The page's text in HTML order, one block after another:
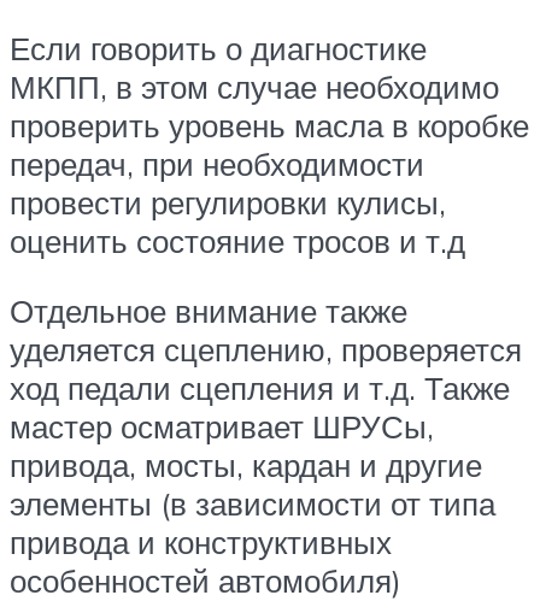
Если говорить о диагностике
МКПП, в этом случае необходимо
проверить уровень масла в коробке
передач, при необходимости
провести регулировки кулисы,
оценить состояние тросов и т.д
Отдельное внимание также
уделяется сцеплению, проверяется
ход педали сцепления и т.д. Также
мастер осматривает ШРУСы,
привода, мосты, кардан и другие
элементы (в зависимости от типа
привода и конструктивных
особенностей автомобиля)